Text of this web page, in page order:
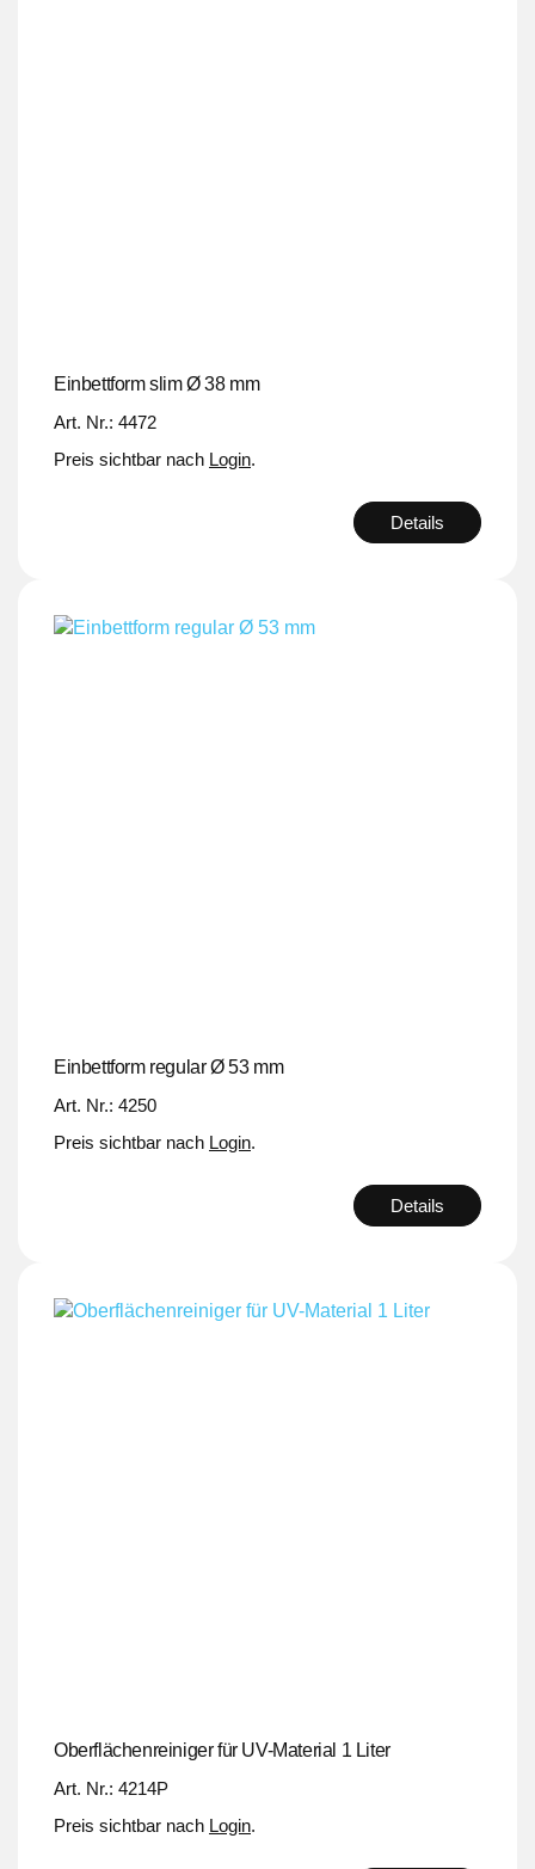
Einbettform slim Ø 38 mm
Art. Nr.: 4472
Preis sichtbar nach Login.
Details
Einbettform regular Ø 53 mm
Art. Nr.: 4250
Preis sichtbar nach Login.
Details
Oberflächenreiniger für UV-Material 1 Liter
Art. Nr.: 4214P
Preis sichtbar nach Login.